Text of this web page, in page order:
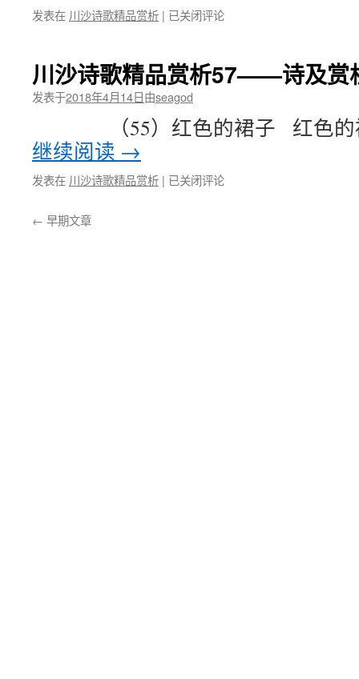
子
诗
及
57
绿
色
的
裙
发表在 川沙诗歌精品赏析 | 川
歌
精
品
析
诗
及
已关闭评论
川沙诗歌精品赏析57——诗及赏
发表于2018年4月14日由seagod
（55）红色的裙子 红色的
继续阅读 →
发表在 川沙诗歌精品赏析 | 川
已关闭评论
← 早期文章